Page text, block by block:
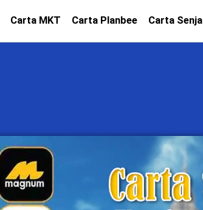
Carta MKT Carta Planbee Carta Senja